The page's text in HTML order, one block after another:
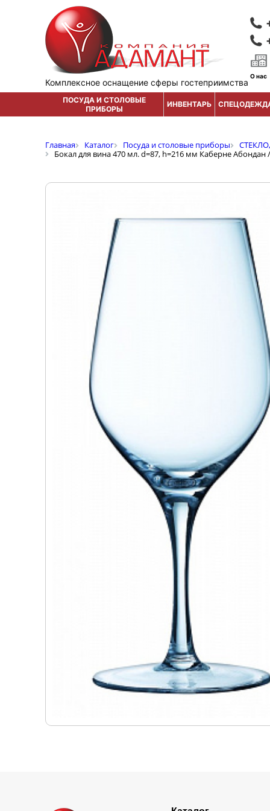
Комплексное оснащение сферы гостеприимства
О нас
ПОСУДА И СТОЛОВЫЕ
ПРИБОРЫ
ИНВЕНТАРЬ
Главная Каталог Посуда и столовые приборы
Бокал для вина 470 мл. d=87, h=216 мм Каберне Абондан